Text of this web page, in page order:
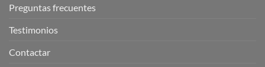
Preguntas frecuentes
Testimonios
Contactar